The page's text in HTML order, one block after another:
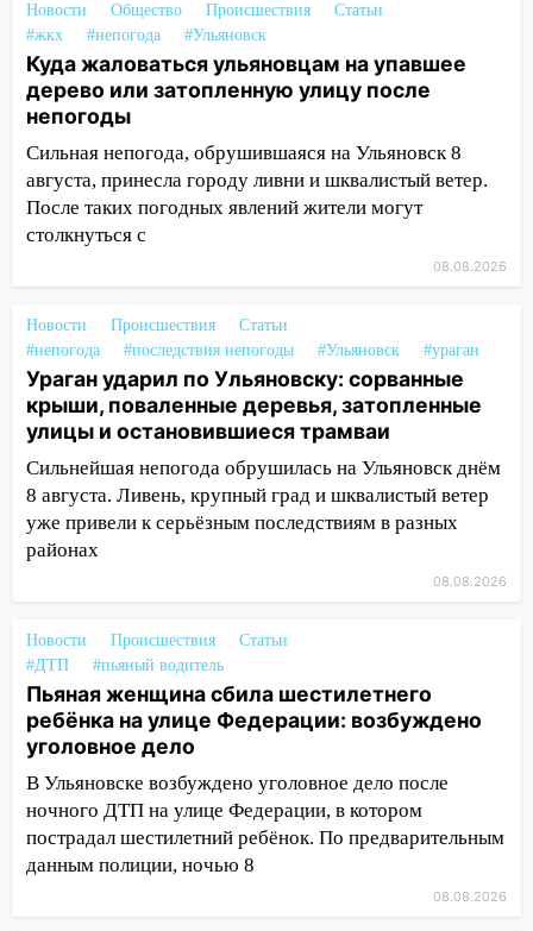
сошёл с рельсов
13:22 Упавшие деревья перекрыли
дороги в Ульяновске: фото
13:17 Непогода в Ульяновске не
закончится сегодня: сильные ливни
сохранятся 9 августа
13:15 Трижды «брал в долг» без спроса:
житель Вешкаймского района похитил у
13:14
Ураган оторвал светофор на
проспекте Филатова в Ульяновске
13:12 Дерево пробило крышу дома на
Новгородской в Ульяновске и рухнуло
на электрощит
13:10 В Заволжском районе дерево
упало во дворе
13:08
сорванные крыши, поваленные деревья,
трамваи
12:17
Ульяновск накрыл крупный град:
после ливня город снова уходит под
воду
12:12 Прокуратура взяла на контроль
ДТП с шестилетним ребёнком на улице
Федерации
12:01 Пьяная женщина сбила
Новости Общество Происшествия
Статьи
#жкх
#непогода #Ульяновск
Куда жаловаться ульяновцам на упавшее
дерево или затопленную улицу после
непогоды
Сильная непогода, обрушившаяся на Ульяновск 8
августа, принесла городу ливни и шквалистый ветер.
После таких погодных явлений жители могут
столкнуться с
08.08.2026
Новости Происшествия
Статьи
#непогода
#последствия непогоды #Ульяновск #ураган
Ураган ударил по Ульяновску: сорванные
крыши, поваленные деревья, затопленные
улицы и остановившиеся трамваи
Сильнейшая непогода обрушилась на Ульяновск днём
8 августа. Ливень, крупный град и шквалистый ветер
уже привели к серьёзным последствиям в разных
районах
08.08.2026
Новости Происшествия
Статьи
#ДТП
#пьяный водитель
Пьяная женщина сбила шестилетнего
ребёнка на улице Федерации: возбуждено
уголовное дело
В Ульяновске возбуждено уголовное дело после
ночного ДТП на улице Федерации, в котором
пострадал шестилетний ребёнок. По предварительным
данным полиции, ночью 8
08.08.2026